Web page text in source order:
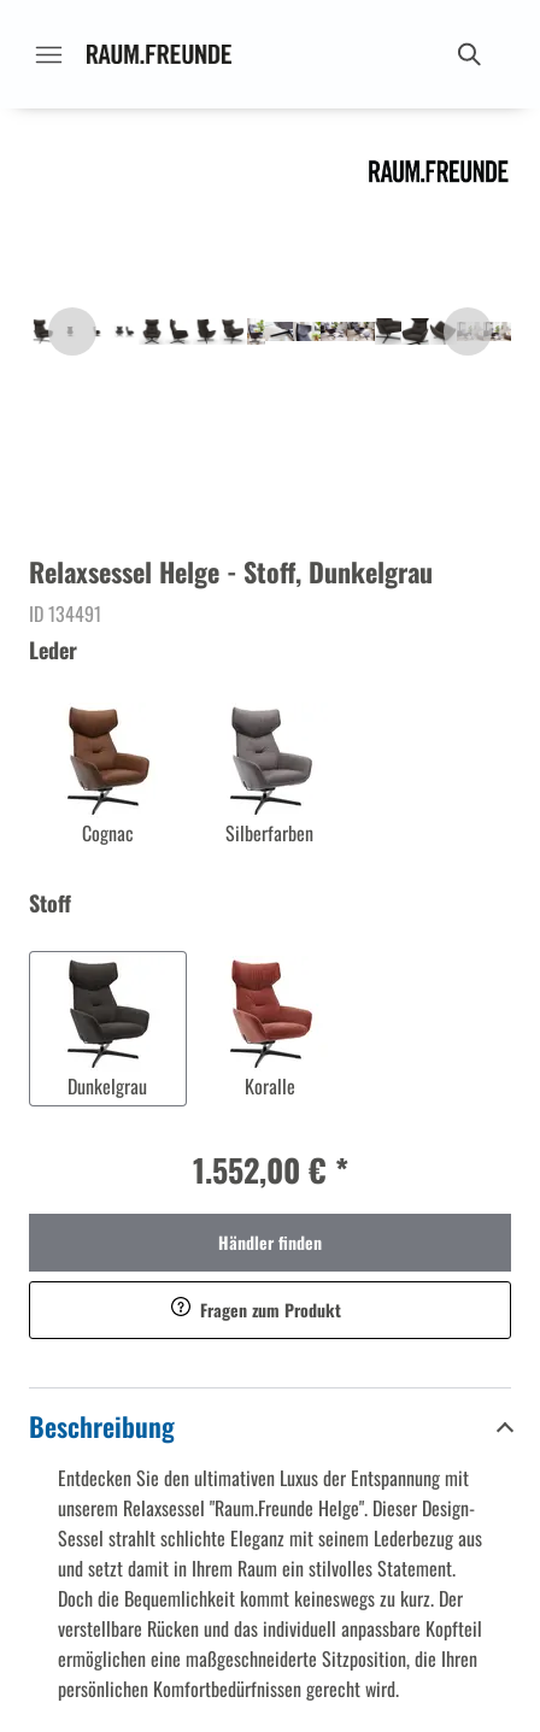
Relaxsessel Helge - Stoff, Dunkelgrau
ID 134491
Leder
Cognac Silberfarben
Stoff
Dunkelgrau Koralle
1.552,00 € *
Händler finden
Fragen zum Produkt
Beschreibung
Entdecken Sie den ultimativen Luxus der Entspannung mit
unserem Relaxsessel "Raum.Freunde Helge". Dieser Design-
Sessel strahlt schlichte Eleganz mit seinem Lederbezug aus
und setzt damit in Ihrem Raum ein stilvolles Statement.
Doch die Bequemlichkeit kommt keineswegs zu kurz. Der
verstellbare Rücken und das individuell anpassbare Kopfteil
ermöglichen eine maßgeschneiderte Sitzposition, die Ihren
persönlichen Komfortbedürfnissen gerecht wird.